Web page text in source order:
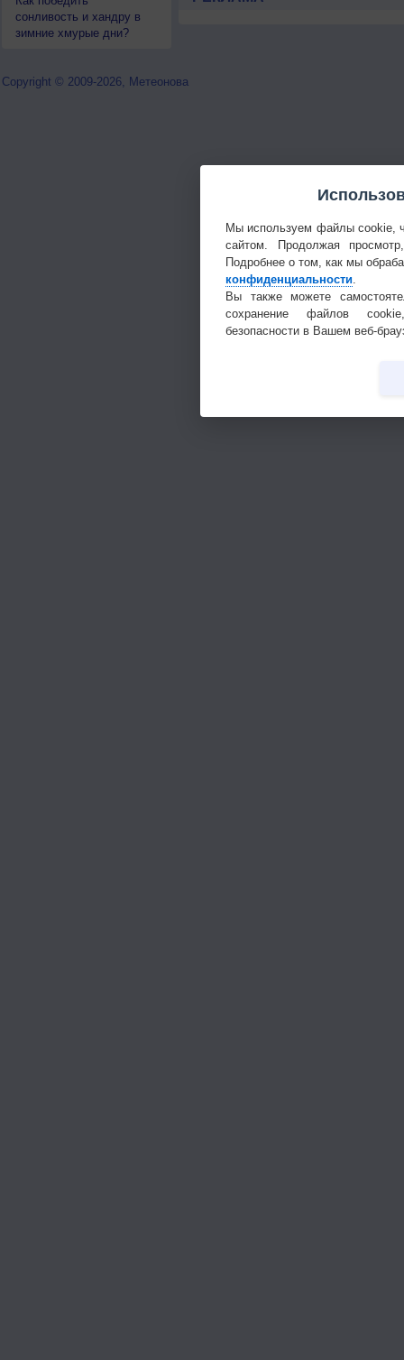
сонливость и хандру в
зимние хмурые дни?
Copyright © 2009-2026, Метеонова
Мы используем файлы cookie,
сайтом. Продолжая
Подробнее о том, как мы
конфиденциальности
Вы также можете
сохранение файлов
безопасности в Вашем веб-